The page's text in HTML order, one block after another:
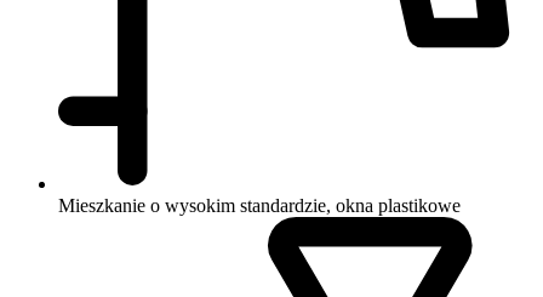
Mieszkanie o wysokim standardzie, okna plastikowe